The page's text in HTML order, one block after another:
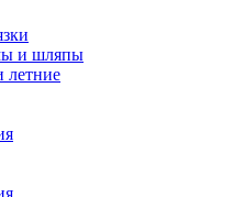
и шляпы
летние